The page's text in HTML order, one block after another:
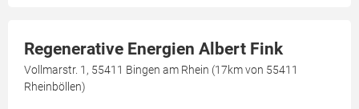
Regenerative Energien Albert Fink
Vollmarstr. 1, 55411 Bingen am Rhein (17km von 55411
Rheinböllen)